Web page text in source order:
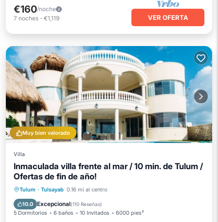
€160/noche
7 noches - €1,119 VER OFERTA
Muy bien valorado
Villa
Inmaculada villa frente al mar / 10 min. de Tulum /
Ofertas de fin de año!
Tulum · Tulsayab 0.16 mi al centro
10.0 Excepcional(110 Reseñas)
5 Dormitorios 6 baños 10 Invitados 6000 pies²
Piscina privada
Aparcamiento